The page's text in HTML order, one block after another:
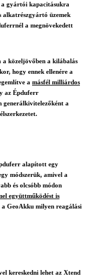
a gyártói kapacitásukra
alkatrészgyártó üzemek
a megnövekedett
közeljövőben a kilábalás
hogy ennek ellenére a
a másfél milliárdos
az Épduferr
a
alapított egy
módszerük, amivel a
és olcsóbb módon
együttműködést is
GeoAkku milyen reagálási
kereskedni lehet az Xtend